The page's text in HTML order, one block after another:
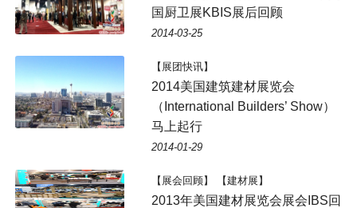
国厨卫展KBIS展后回顾
2014-03-25
【展团快讯】
2014美国建筑建材展览会
（International Builders’ Show）
马上起行
2014-01-29
【展会回顾】 【建材展】
2013年美国建材展览会展会IBS回